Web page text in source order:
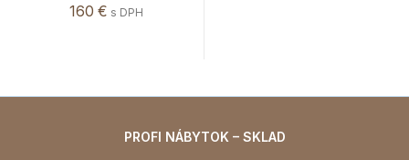
160 € s DPH
PROFI NÁBYTOK – SKLAD